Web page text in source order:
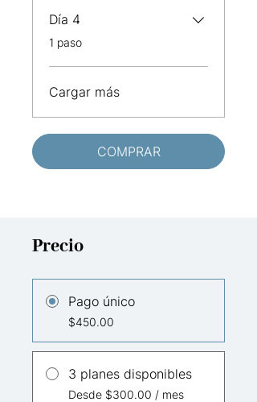
Día 4
.1 paso
Cargar más
COMPRAR
Precio
Pago único
$450.00
3 planes disponibles
Desde $300.00 / mes